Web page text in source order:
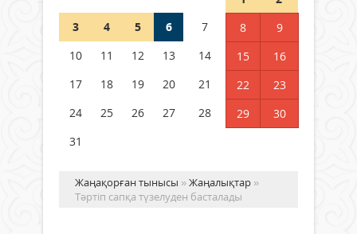
Германия аптап ыстыққа
бастады
04 тамыз 2026 ж.
3
4 5 6 7 8
9
10
11 12 13 14 15
16
17
18 19 20 21 22
23
24
25 26 27 28 29
30
31
Жаңақорған тынысы »Жаңалықтар »
Тәртіп сапқа түзелуден басталады